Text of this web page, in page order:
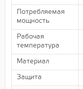
Потребляемая
мощность
Рабочая
температура
Материал
Защита